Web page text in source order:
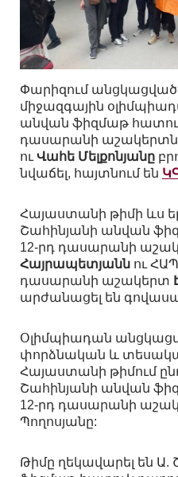
Փարիզում անցկացված
միջազգային
անվան ֆիզմաթ
դասարանի
ու Վահե Մելքոնյանը
նվաճել, հայտնում են
Հայաստանի թիմի ևս
Շահինյանի անվան
12-րդ դասարանի
Հայրապետյանն ու
դասարանի աշակերտ
արժանացել են
Օլիմպիադան
փորձնական և
Հայաստանի թիմում
Շահինյանի անվան
12-րդ դասարանի
Պողոսյանը:
Թիմը ղեկավարել են